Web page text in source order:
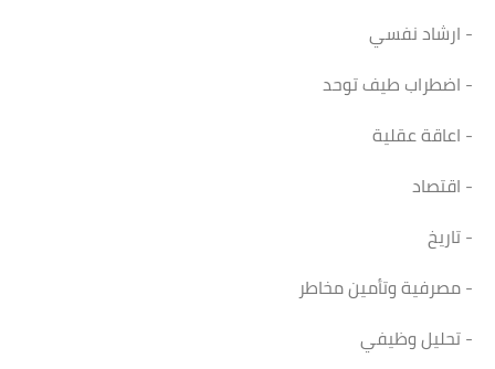
- ارشاد نفسي
- اضطراب طيف توحد
- اعاقة عقلية
- اقتصاد
- تاريخ
- مصرفية وتأمين مخاطر
- تحليل وظيفي